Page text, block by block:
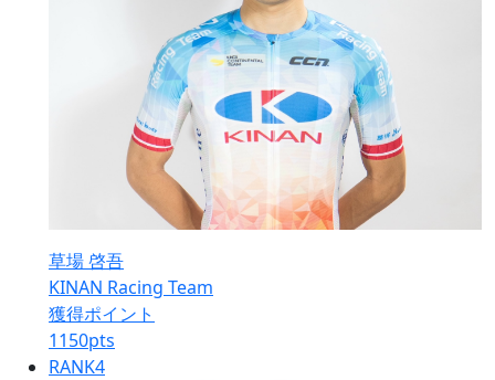
草場 啓吾
KINAN Racing Team
獲得ポイント
1150pts
RANK4